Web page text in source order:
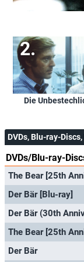
Die
DVDs, Blu-ray-
DVDs/Blu-ray-
Der Bär [Blu-ray]
Der Bär (30th
Der Bär